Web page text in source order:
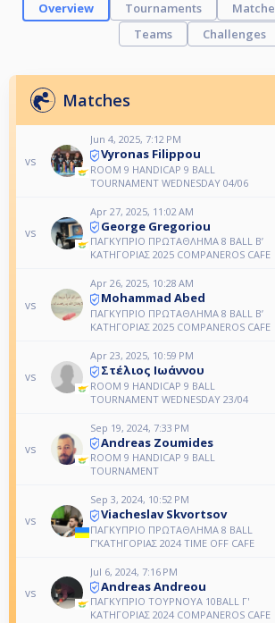
Overview Tournaments
Teams
Challenges
Matches
vs
Jun 4, 2025, 7:12 PM
Vyronas Filippou
ROOM 9 HANDICAP 9 BALL
TOURNAMENT WEDNESDAY 04/06
vs
Apr 27, 2025, 11:02 AM
George Gregoriou
ΠΑΓΚΥΠΡΙΟ ΠΡΩΤΑΘΛΗΜΑ 8 BALL B’
ΚΑΤΗΓΟΡΙΑΣ 2025 COMPANEROS CAFE
vs
Apr 26, 2025, 10:28 AM
Mohammad Abed
ΠΑΓΚΥΠΡΙΟ ΠΡΩΤΑΘΛΗΜΑ 8 BALL B’
ΚΑΤΗΓΟΡΙΑΣ 2025 COMPANEROS CAFE
vs
Apr 23, 2025, 10:59 PM
Στέλιος Ιωάννου
ROOM 9 HANDICAP 9 BALL
TOURNAMENT WEDNESDAY 23/04
vs
Sep 19, 2024, 7:33 PM
Andreas Zoumides
ROOM 9 HANDICAP 9 BALL
TOURNAMENT
vs
Sep 3, 2024, 10:52 PM
Viacheslav Skvortsov
ΠΑΓΚΥΠΡΙΟ ΠΡΩΤΑΘΛΗΜΑ 8 BALL
Γ’ΚΑΤΗΓΟΡΙΑΣ 2024 ΤΙΜΕ OFF CAFE
vs
Jul 6, 2024, 7:16 PM
Andreas Andreou
ΠΑΓΚΥΠΡΙΟ ΤΟΥΡΝΟΥΑ 10BALL Γ'
ΚΑΤΗΓΟΡΙΑΣ 2024 COMPANEROS CAFE